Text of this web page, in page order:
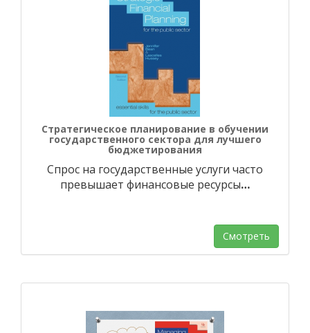
Стратегическое планирование в обучении
государственного сектора для лучшего
бюджетирования
Спрос на государственные услуги часто
превышает финансовые ресурсы…
Смотреть